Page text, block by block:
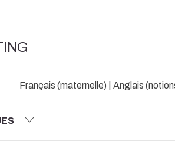
Français (maternelle) | Anglais